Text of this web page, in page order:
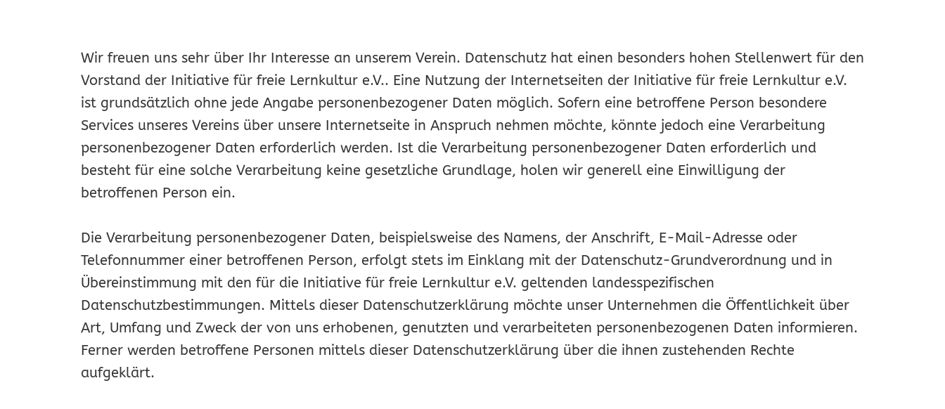
Wir freuen uns sehr über Ihr Interesse an unserem Verein. Datenschutz hat einen besonders hohen Stellenwert für den
Vorstand der Initiative für freie Lernkultur e.V.. Eine Nutzung der Internetseiten der Initiative für freie Lernkultur e.V.
ist grundsätzlich ohne jede Angabe personenbezogener Daten möglich. Sofern eine betroffene Person besondere
Services unseres Vereins über unsere Internetseite in Anspruch nehmen möchte, könnte jedoch eine Verarbeitung
personenbezogener Daten erforderlich werden. Ist die Verarbeitung personenbezogener Daten erforderlich und
besteht für eine solche Verarbeitung keine gesetzliche Grundlage, holen wir generell eine Einwilligung der
betroffenen Person ein.
Die Verarbeitung personenbezogener Daten, beispielsweise des Namens, der Anschrift, E-Mail-Adresse oder
Telefonnummer einer betroffenen Person, erfolgt stets im Einklang mit der Datenschutz-Grundverordnung und in
Übereinstimmung mit den für die Initiative für freie Lernkultur e.V. geltenden landesspezifischen
Datenschutzbestimmungen. Mittels dieser Datenschutzerklärung möchte unser Unternehmen die Öffentlichkeit über
Art, Umfang und Zweck der von uns erhobenen, genutzten und verarbeiteten personenbezogenen Daten informieren.
Ferner werden betroffene Personen mittels dieser Datenschutzerklärung über die ihnen zustehenden Rechte
aufgeklärt.